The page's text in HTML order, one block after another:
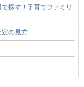
で探す！子育てファミリ
定の見方